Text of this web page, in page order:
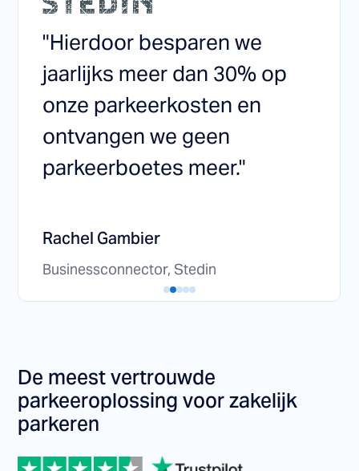
"Hierdoor besparen we
jaarlijks meer dan 30% op
onze parkeerkosten en
ontvangen we geen
parkeerboetes meer."
Rachel Gambier
Businessconnector, Stedin
De meest vertrouwde
parkeeroplossing voor zakelijk
parkeren